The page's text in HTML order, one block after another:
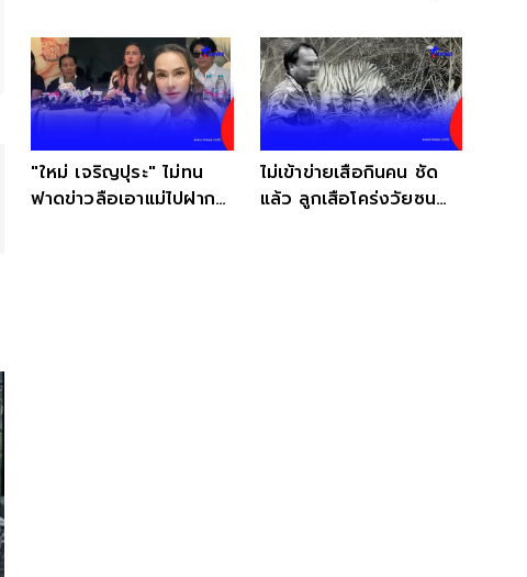
ลาว
"ใหม่ เจริญปุระ" ไม่ทน
ฟาดข่าวลือเอาแม่ไปฝาก
ไม่เข้าข่าย​เสือกินคน ชัด
แล้ว ลูกเสือโคร่งวัยซน